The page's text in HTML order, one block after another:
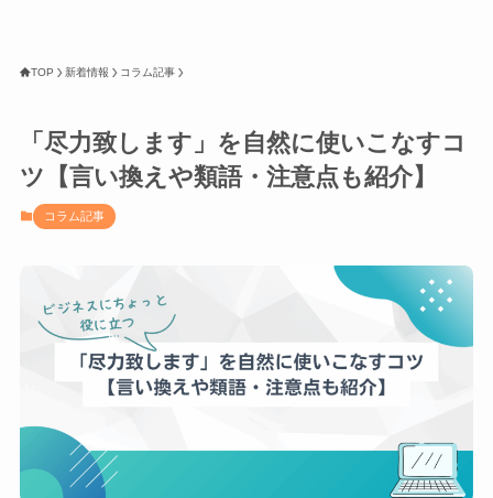
TOP 新着情報 コラム記事
「尽力致します」を自然に使いこなすコ
ツ【言い換えや類語・注意点も紹介】
コラム記事